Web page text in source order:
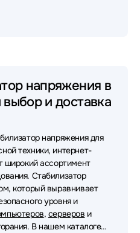
APC
напряжения в
и доставка
напряжения для
техники, интернет-
широкий ассортимент
Стабилизатор
который выравнивает
уровня и
, серверов и
В нашем каталоге